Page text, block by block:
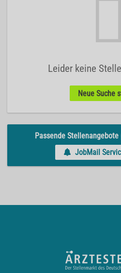
Leider keine
Neue Suche
Passende
JobMail